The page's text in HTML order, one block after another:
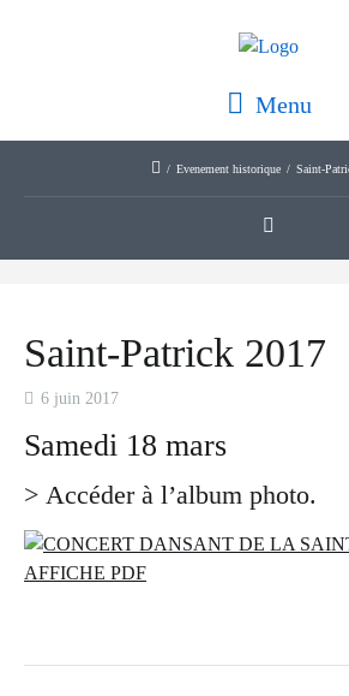
Menu
/ Evenement historique / Saint-
Saint-Patrick 2017
6 juin 2017
Samedi 18 mars
> Accéder à l’album photo.